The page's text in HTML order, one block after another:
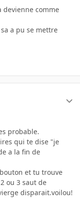
devienne comme
a pu se mettre
probable.
qui te dise "je
a la fin de
et tu trouve
ou 3 saut de
disparait.voilou!